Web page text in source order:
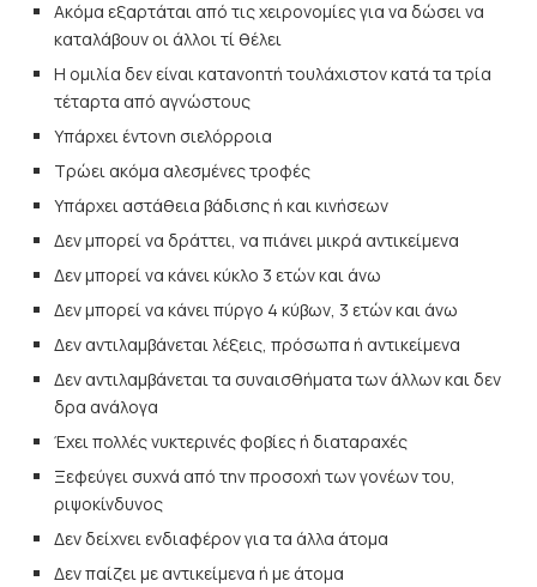
Ακόμα εξαρτάται από τις χειρονομίες για να δώσει να
καταλάβουν οι άλλοι τί θέλει
Η ομιλία δεν είναι κατανοητή τουλάχιστον κατά τα τρία
τέταρτα από αγνώστους
Υπάρχει έντονη σιελόρροια
Τρώει ακόμα αλεσμένες τροφές
Υπάρχει αστάθεια βάδισης ή και κινήσεων
Δεν μπορεί να δράττει, να πιάνει μικρά αντικείμενα
Δεν μπορεί να κάνει κύκλο 3 ετών και άνω
Δεν μπορεί να κάνει πύργο 4 κύβων, 3 ετών και άνω
Δεν αντιλαμβάνεται λέξεις, πρόσωπα ή αντικείμενα
Δεν αντιλαμβάνεται τα συναισθήματα των άλλων και δεν
δρα ανάλογα
Έχει πολλές νυκτερινές φοβίες ή διαταραχές
Ξεφεύγει συχνά από την προσοχή των γονέων του,
ριψοκίνδυνος
Δεν δείχνει ενδιαφέρον για τα άλλα άτομα
Δεν παίζει με αντικείμενα ή με άτομα